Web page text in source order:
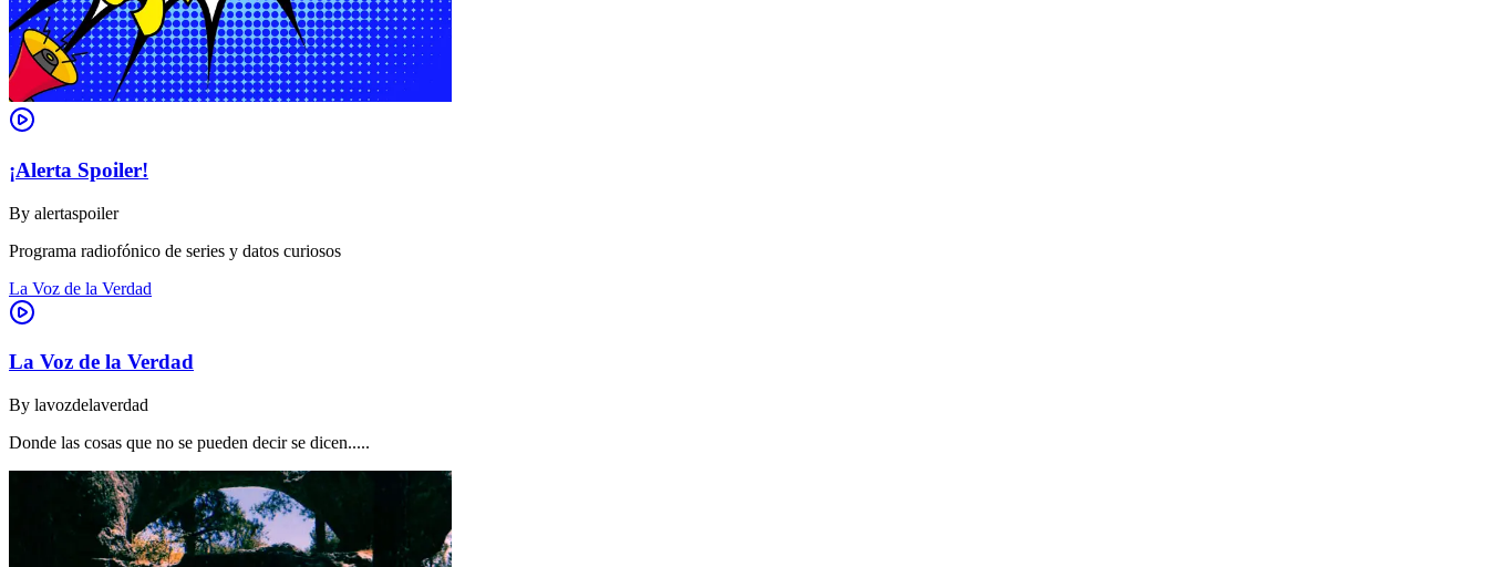
¡Alerta Spoiler!
By alertaspoiler
Programa radiofónico de series y datos curiosos
La Voz de la Verdad
La Voz de la Verdad
By lavozdelaverdad
Donde las cosas que no se pueden decir se dicen.....